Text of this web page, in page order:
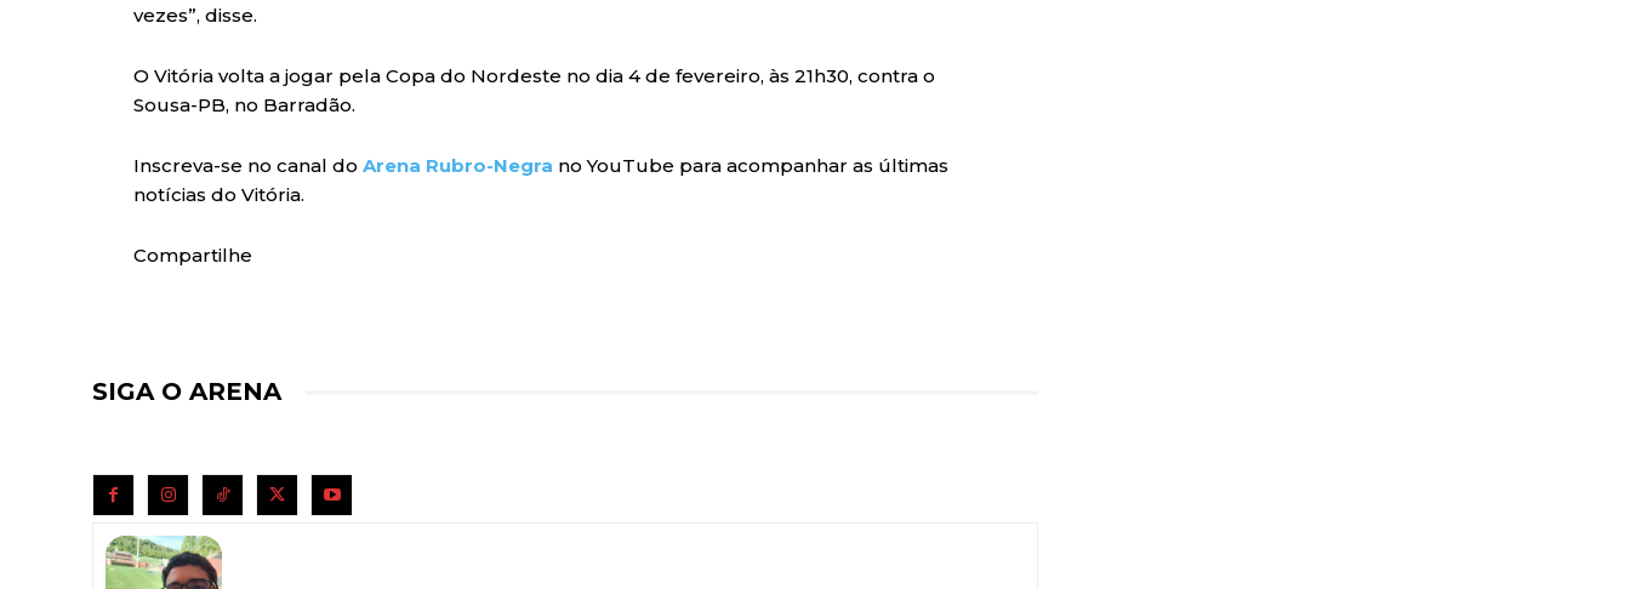
vezes”, disse.
O Vitória volta a jogar pela Copa do Nordeste no dia 4 de fevereiro, às 21h30, contra o
Sousa-PB, no Barradão.
Inscreva-se no canal do Arena Rubro-Negra no YouTube para acompanhar as últimas
notícias do Vitória.
Compartilhe
SIGA O ARENA